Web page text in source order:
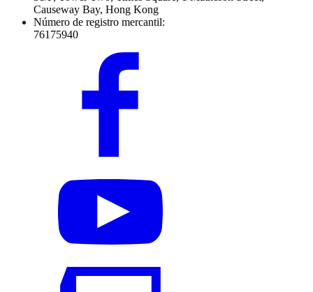
Causeway Bay, Hong Kong
Número de registro mercantil:
76175940